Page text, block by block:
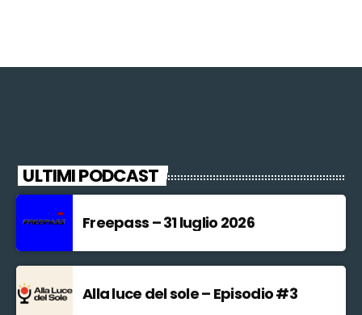
ULTIMI PODCAST
Freepass – 31 luglio 2026
Alla luce del sole – Episodio #3